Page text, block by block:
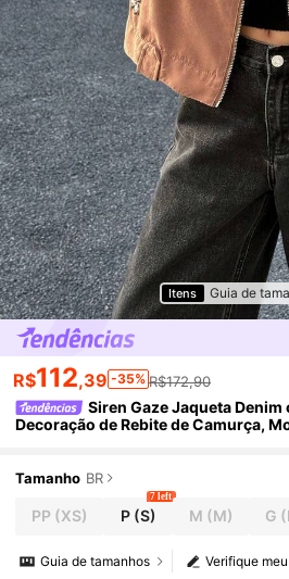
Itens Guia de
R$112,39 -35% R$172,90
Siren Gaze Jaqueta Denim
Decoração de Rebite de Camurça,
Tamanho BR
PP (XS) P(S)
7 left
M (M) G
Verifique
Guia de tamanhos